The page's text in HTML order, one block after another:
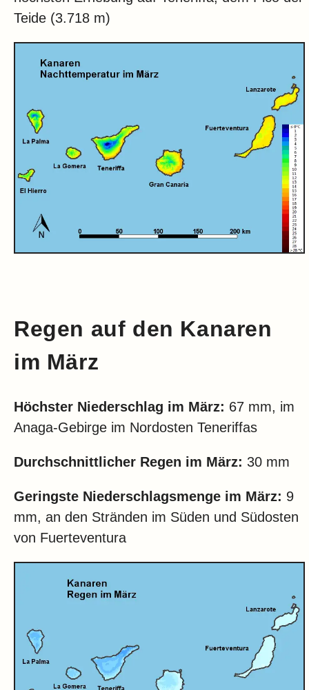
Teide (3.718 m)
Regen auf den Kanaren
im März
Höchster Niederschlag im März: 67 mm, im
Anaga-Gebirge im Nordosten Teneriffas
Durchschnittlicher Regen im März: 30 mm
Geringste Niederschlagsmenge im März: 9
mm, an den Stränden im Süden und Südosten
von Fuerteventura